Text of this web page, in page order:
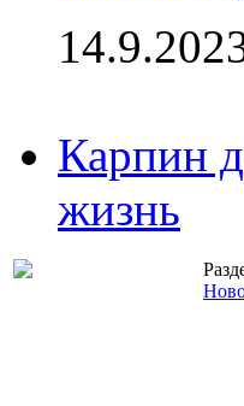
Карпин
жизнь